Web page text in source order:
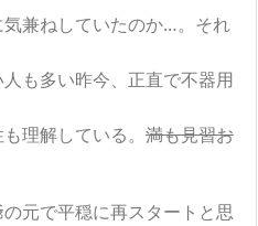
兼ねしていたのか…。それ
も多い昨今、正直で不器用
理解している。 満も見習お
元で平穏に再スタートと思